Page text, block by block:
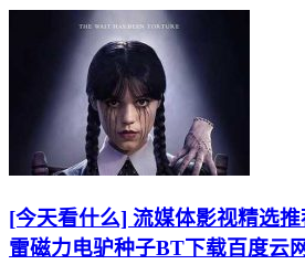
[今天看什么] 流媒体影视精选
雷磁力电驴种子BT下载百度云